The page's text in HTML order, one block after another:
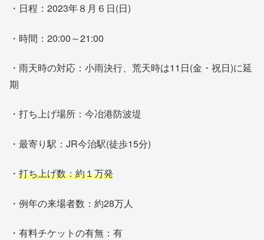
・日程：2023年８月６日(日)
・時間：20:00～21:00
・雨天時の対応：小雨決行、荒天時は11日(金・祝日)に延
期
・打ち上げ場所：今冶港防波堤
・最寄り駅：JR今治駅(徒歩15分)
・ 打ち上げ数：約１万発
・例年の来場者数：約28万人
・有料チケットの有無：有